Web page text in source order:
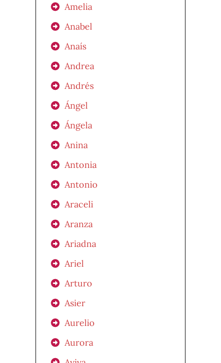
Amelia
Anabel
Anaís
Andrea
Andrés
Ángel
Ángela
Anina
Antonia
Antonio
Araceli
Aranza
Ariadna
Ariel
Arturo
Asier
Aurelio
Aurora